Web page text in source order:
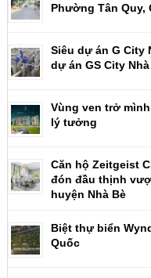
Phường Tân Quy,
Siêu dự án G City
dự án GS City Nhà
Vùng ven trở
lý tưởng
Căn hộ Zeitgeist
đón đầu thịnh
huyện Nhà Bè
Biệt thự biển
Quốc